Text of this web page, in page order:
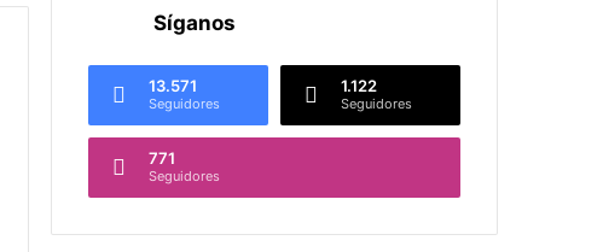
Síganos
13.571
Seguidores
1.122
Seguidores
771
Seguidores